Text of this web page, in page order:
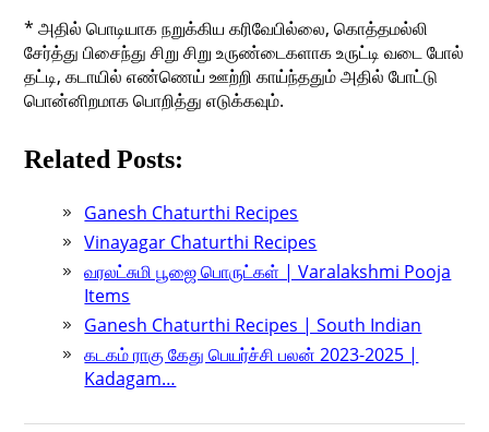
* அதில் பொடியாக நறுக்கிய கரிவேபில்லை, கொத்தமல்லி
சேர்த்து பிசைந்து சிறு சிறு உருண்டைகளாக உருட்டி வடை போல்
தட்டி, கடாயில் எண்ணெய் ஊற்றி காய்ந்ததும் அதில் போட்டு
பொன்னிறமாக பொறித்து எடுக்கவும்.
Related Posts:
Ganesh Chaturthi Recipes
Vinayagar Chaturthi Recipes
வரலட்சுமி பூஜை பொருட்கள் | Varalakshmi Pooja
Items
Ganesh Chaturthi Recipes | South Indian
கடகம் ராகு கேது பெயர்ச்சி பலன் 2023-2025 |
Kadagam…